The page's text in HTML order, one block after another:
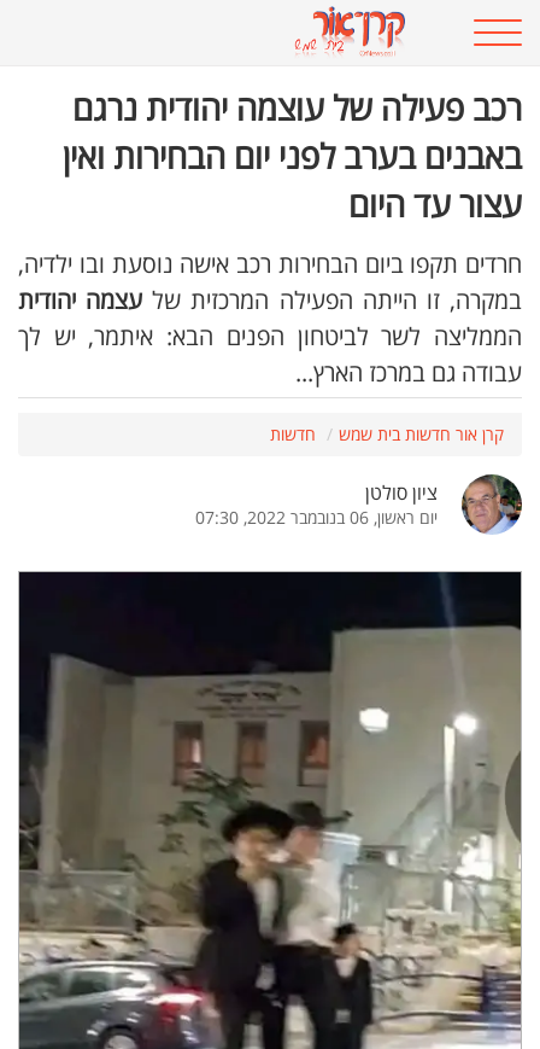
רכב פעילה של עוצמה יהודית נרגם
באבנים בערב לפני יום הבחירות ואין
עצור עד היום
חרדים תקפו ביום הבחירות רכב אישה נוסעת ובו ילדיה,
במקרה, זו הייתה הפעילה המרכזית של עצמה יהודית
הממליצה לשר לביטחון הפנים הבא: איתמר, יש לך
עבודה גם במרכז הארץ...
קרן אור חדשות בית שמש חדשות
ציון סולטן
יום ראשון, 06 בנובמבר 2022, 07:30